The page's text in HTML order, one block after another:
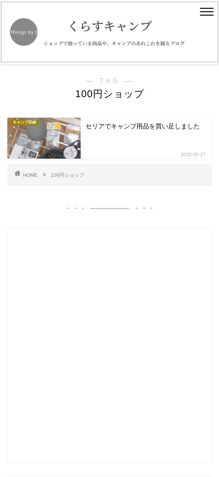
― TAG ―
100円ショップ
キャンプ収納
セリアでキャンプ用品を買い足しました
2020-01-27
HOME 100円ショップ